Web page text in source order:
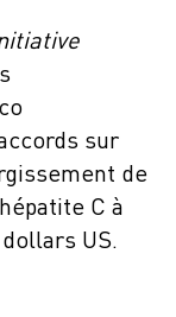
sur
de
C à
US.